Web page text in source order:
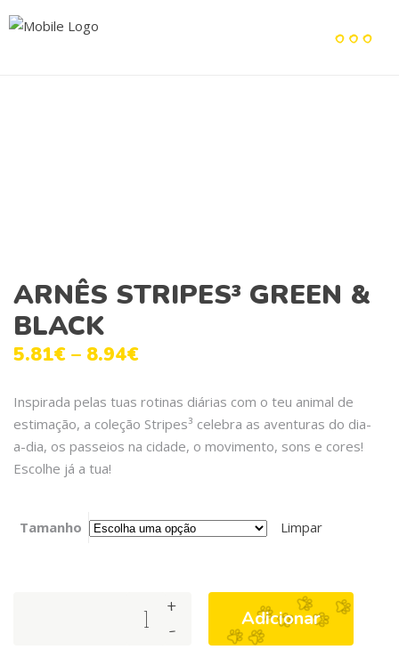
ARNÊS STRIPES³ GREEN &
BLACK
5.81€ – 8.94€
Inspirada pelas tuas rotinas diárias com o teu animal de
estimação, a coleção Stripes³ celebra as aventuras do dia-
a-dia, os passeios na cidade, o movimento, sons e cores!
Escolhe já a tua!
Tamanho Limpar
-
+ Adicionar